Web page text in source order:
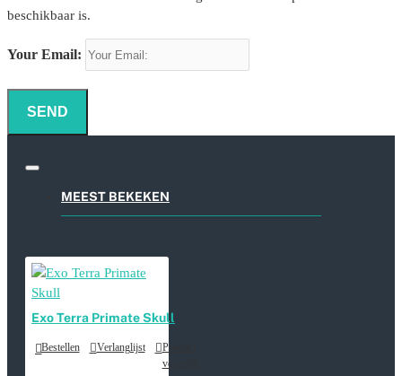
beschikbaar is.
Your Email:
SEND
MEEST BEKEKEN
Exo Terra Primate Skull
Bestellen Verlanglijst
Product
vergelijk